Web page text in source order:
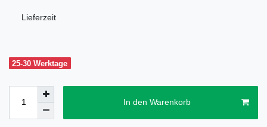
Lieferzeit
25-30 Werktage
In den Warenkorb